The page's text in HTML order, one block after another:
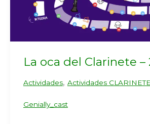
La oca del Clarinete –
Actividades, Actividades CLARINETE
Genially_cast